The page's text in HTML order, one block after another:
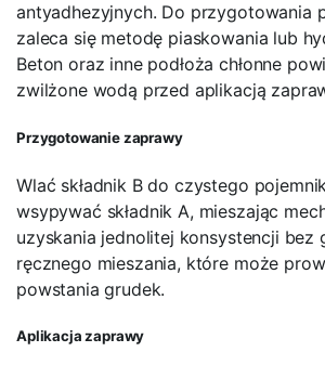
antyadhezyjnych. Do przygotowania
zaleca się metodę piaskowania lub
Beton oraz inne podłoża chłonne
zwilżone wodą przed aplikacją
Przygotowanie zaprawy
Wlać składnik B do czystego
wsypywać składnik A, mieszając
uzyskania jednolitej konsystencji bez
ręcznego mieszania, które może
powstania grudek.
Aplikacja zaprawy